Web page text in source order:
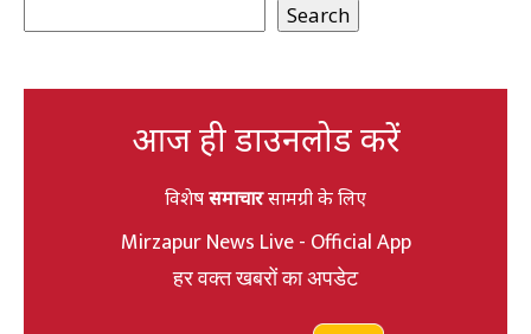
Search
आज ही डाउनलोड करें
विशेषसमाचारसामग्री के लिए
Mirzapur News Live - Official App
हर वक्त खबरों का अपडेट